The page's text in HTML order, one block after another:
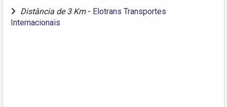
Distância de 3 Km - Elotrans Transportes
Internacionais